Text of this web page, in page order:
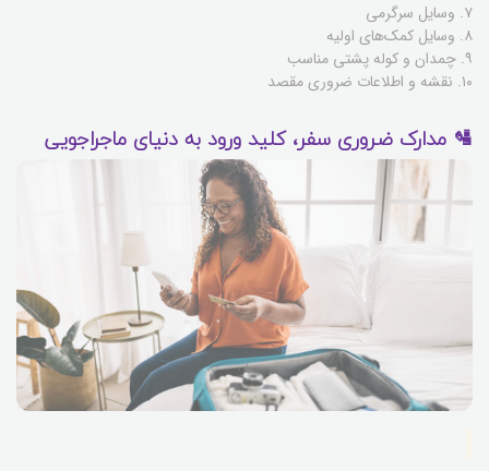
۷. وسایل سرگرمی
۸. وسایل کمک‌های اولیه
۹. چمدان و کوله پشتی مناسب
۱۰. نقشه و اطلاعات ضروری مقصد
🛂 مدارک ضروری سفر، کلید ورود به دنیای ماجراجویی